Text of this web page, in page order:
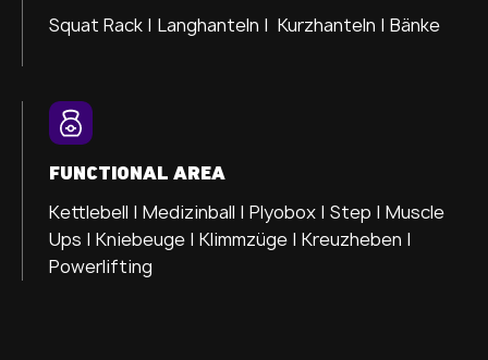
Squat Rack | Langhanteln | Kurzhanteln | Bänke
FUNCTIONAL AREA
Kettlebell | Medizinball | Plyobox | Step | Muscle
Ups | Kniebeuge | Klimmzüge | Kreuzheben |
Powerlifting